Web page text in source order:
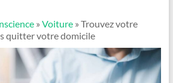
» Voiture» Trouvez votre
quitter votre domicile